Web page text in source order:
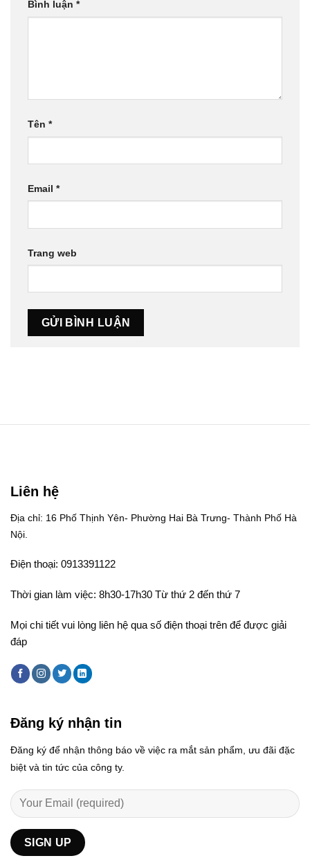
Bình luận *
Tên *
Email *
Trang web
Liên hệ
Địa chỉ: 16 Phố Thịnh Yên- Phường Hai Bà Trưng- Thành Phố Hà
Nội.
Điện thoại: 0913391122
Thời gian làm việc: 8h30-17h30 Từ thứ 2 đến thứ 7
Mọi chi tiết vui lòng liên hệ qua số điện thoại trên để được giải
đáp
Đăng ký nhận tin
Đăng ký để nhận thông báo về việc ra mắt sản phẩm, ưu đãi đặc
biệt và tin tức của công ty.